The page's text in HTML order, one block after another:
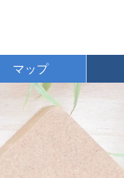
マップ